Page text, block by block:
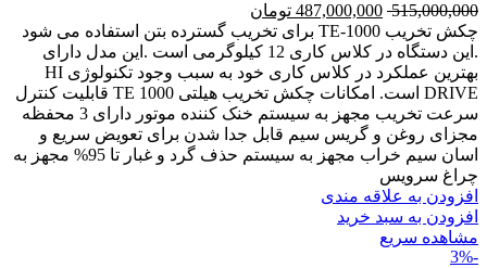
515,000,000
487,000,000 تومان
چکش تخریب TE-1000 برای تخریب گسترده بتن استفاده می شود
.این دستگاه در کلاس کاری 12 کیلوگرمی است .این مدل دارای
بهترین عملکرد در کلاس کاری خود به سبب وجود تکنولوژی HI
DRIVE است. امکانات چکش تخریب هیلتی TE 1000 قابلیت کنترل
سرعت تخریب مجهز به سیستم خنک کننده موتور دارای 3 محفظه
مجزای روغن و گریس سیم قابل جدا شدن برای تعویض سریع و
اسان سیم خراب مجهز به سیستم حذف گرد و غبار تا 95% مجهز به
چراغ سرویس
افزودن به علاقه مندی
افزودن به سبد خرید
مشاهده سریع
-3%